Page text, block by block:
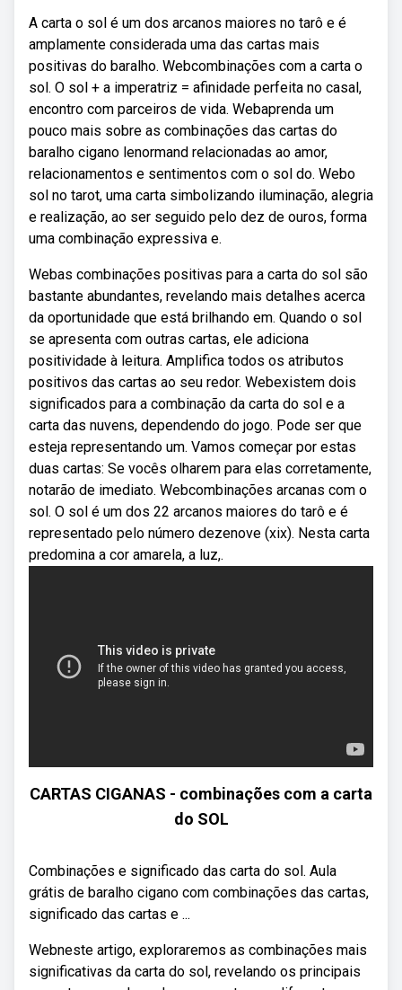
A carta o sol é um dos arcanos maiores no tarô e é
amplamente considerada uma das cartas mais
positivas do baralho. Webcombinações com a carta o
sol. O sol + a imperatriz = afinidade perfeita no casal,
encontro com parceiros de vida. Webaprenda um
pouco mais sobre as combinações das cartas do
baralho cigano lenormand relacionadas ao amor,
relacionamentos e sentimentos com o sol do. Webo
sol no tarot, uma carta simbolizando iluminação, alegria
e realização, ao ser seguido pelo dez de ouros, forma
uma combinação expressiva e.
Webas combinações positivas para a carta do sol são
bastante abundantes, revelando mais detalhes acerca
da oportunidade que está brilhando em. Quando o sol
se apresenta com outras cartas, ele adiciona
positividade à leitura. Amplifica todos os atributos
positivos das cartas ao seu redor. Webexistem dois
significados para a combinação da carta do sol e a
carta das nuvens, dependendo do jogo. Pode ser que
esteja representando um. Vamos começar por estas
duas cartas: Se vocês olharem para elas corretamente,
notarão de imediato. Webcombinações arcanas com o
sol. O sol é um dos 22 arcanos maiores do tarô e é
representado pelo número dezenove (xix). Nesta carta
predomina a cor amarela, a luz,.
CARTAS CIGANAS - combinações com a carta
do SOL
Combinações e significado das carta do sol. Aula
grátis de baralho cigano com combinações das cartas,
significado das cartas e ...
Webneste artigo, exploraremos as combinações mais
significativas da carta do sol, revelando os principais